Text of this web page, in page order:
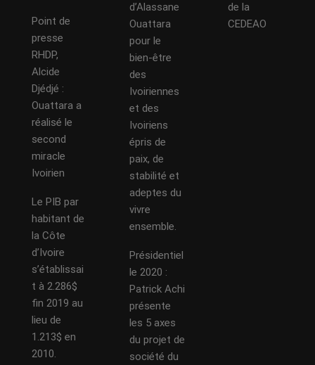
Point de
presse
RHDP,
Alcide
Djédjé :
Ouattara a
réalisé le
second
miracle
Ivoirien
Le PIB par
habitant de
la Côte
d’Ivoire
s’établissai
t à 2.286$
fin 2019 au
lieu de
1.213$ en
2010.
d’Alassane
Ouattara
pour le
bien-être
des
Ivoiriennes
et des
Ivoiriens
épris de
paix, de
stabilité et
adeptes du
vivre
ensemble.
Présidentiel
le 2020 :
Patrick Achi
présente
les 5 axes
du projet de
société du
de la
CEDEAO